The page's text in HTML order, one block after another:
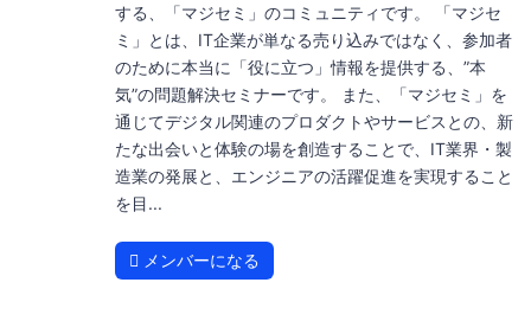
する、「マジセミ」のコミュニティです。 「マジセ
ミ」とは、IT企業が単なる売り込みではなく、参加者
のために本当に「役に立つ」情報を提供する、”本
気”の問題解決セミナーです。 また、「マジセミ」を
通じてデジタル関連のプロダクトやサービスとの、新
たな出会いと体験の場を創造することで、IT業界・製
造業の発展と、エンジニアの活躍促進を実現すること
を目...
メンバーになる